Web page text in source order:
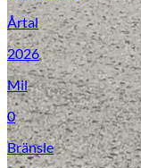
Laga stenskott
Årtal
2026
Mil
0
Bränsle